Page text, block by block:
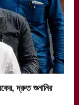
দ্রুত শুনানির